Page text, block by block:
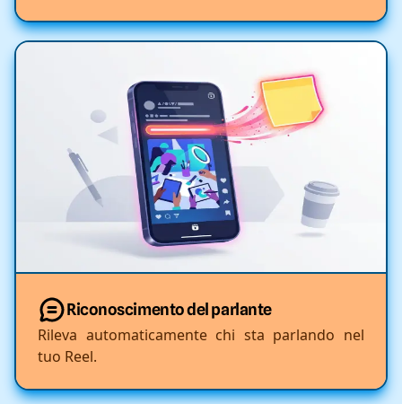
Riconoscimento del parlante
Rileva automaticamente chi sta parlando nel
tuo Reel.